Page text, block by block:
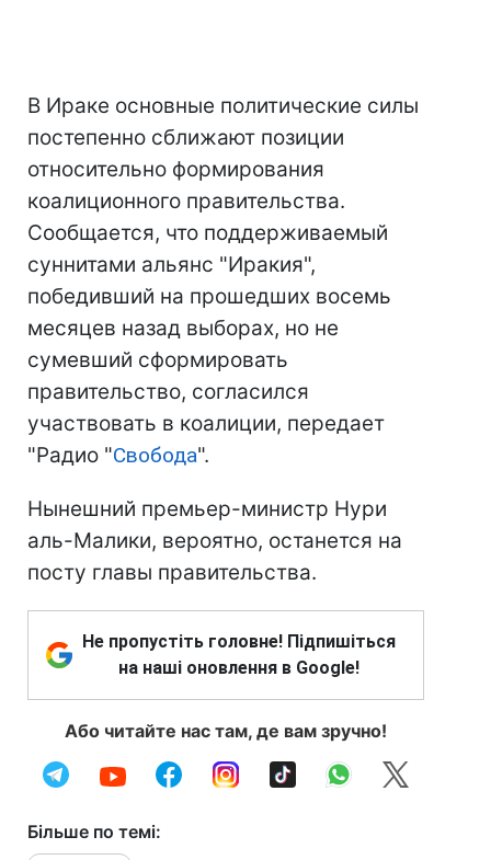
В Ираке основные политические силы
постепенно сближают позиции
относительно формирования
коалиционного правительства.
Сообщается, что поддерживаемый
суннитами альянс "Иракия",
победивший на прошедших восемь
месяцев назад выборах, но не
сумевший сформировать
правительство, согласился
участвовать в коалиции, передает
"Радио "Свобода".
Нынешний премьер-министр Нури
аль-Малики, вероятно, останется на
посту главы правительства.
Не пропустіть головне! Підпишіться
на наші оновлення в Google!
Або читайте нас там, де вам зручно!
Більше по темі: